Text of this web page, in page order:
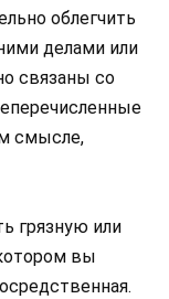
облегчить
делами или
связаны со
смысле,
грязную или
вы